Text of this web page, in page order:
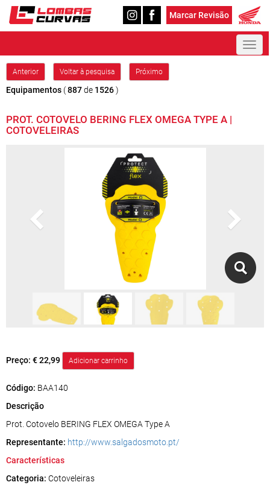
Marcar Revisão
Anterior Voltar à pesquisa Próximo
Equipamentos (887de 1526)
PROT. COTOVELO BERING FLEX OMEGA TYPE A |
COTOVELEIRAS
Preço: € 22,99
Código: BAA140
Descrição
Prot. Cotovelo BERING FLEX OMEGA Type A
Representante: http://www.salgadosmoto.pt/
Características
Categoria: Cotoveleiras